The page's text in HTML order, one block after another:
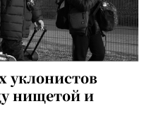
уклонистов
нищетой и